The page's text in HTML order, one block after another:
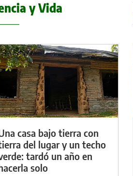
y Vida
casa bajo tierra con
del lugar y un techo
tardó un año en
solo